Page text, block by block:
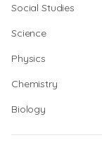
Social Studies
Science
Physics
Chemistry
Biology